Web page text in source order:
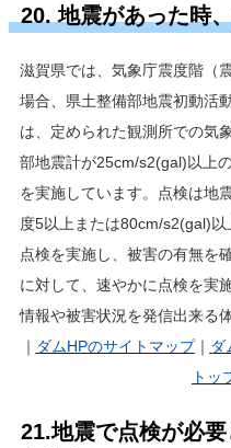
20. 地震があった時
滋賀県では、気象庁震度階（
場合、県土整備部地震初動活
は、定められた観測所での気
部地震計が25cm/s2(gal)以上
を実施しています。点検は地
度5以上または80cm/s2(gal)
点検を実施し、被害の有無を
に対して、速やかに点検を実
情報や被害状況を発信出来る
｜ ダムHPのサイトマップ｜ ダ
トッ
21.地震で点検が必